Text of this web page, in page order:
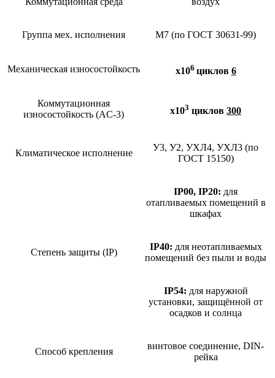
Группа мех. исполнения М7 (по ГОСТ 30631-99)
Механическая износостойкость х106 циклов 6
Коммутационная
износостойкость (AC-3)
х103 циклов 300
Климатическое исполнение
У3, У2, УХЛ4, УХЛ3 (по
ГОСТ 15150)
Степень защиты (IP)
IP00, IP20: для
отапливаемых помещений в
шкафах
IP40: для неотапливаемых
помещений без пыли и воды
IP54: для наружной
установки, защищённой от
осадков и солнца
Способ крепления
винтовое соединение, DIN-
рейка